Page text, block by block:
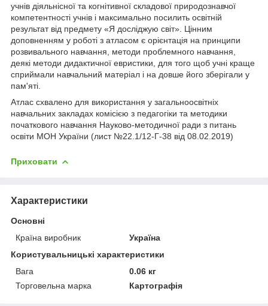
учнів діяльнісної та когнітивної складової природознавчої
компетентності учнів і максимально посилить освітній
результат від предмету «Я досліджую світ». Цінним
доповненням у роботі з атласом є орієнтація на принципи
розвивального навчання, методи проблемного навчання,
деякі методи дидактичної евристики, для того щоб учні краще
сприймали навчальний матеріал і на довше його зберігали у
пам'яті.
Атлас схвалено для використання у загальноосвітніх
навчальних закладах комісією з педагогіки та методики
початкового навчання Науково-методичної ради з питань
освіти МОН України (лист №22.1/12-Г-38 від 08.02.2019)
Приховати
Характеристики
Основні
Країна виробник
Україна
Користувальницькі характеристики
Вага
0.06 кг
Торговельна марка
Картографія